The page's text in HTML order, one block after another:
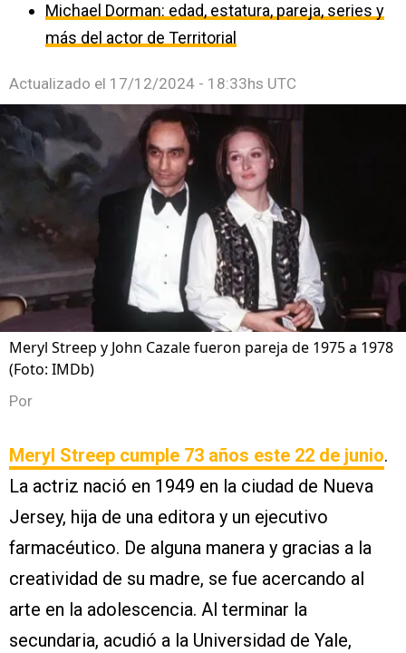
Michael Dorman: edad, estatura, pareja, series y
más del actor de Territorial
Actualizado el 17/12/2024 - 18:33hs UTC
Meryl Streep y John Cazale fueron pareja de 1975 a 1978
(Foto: IMDb)
Por
Meryl Streep cumple 73 años este 22 de junio.
La actriz nació en 1949 en la ciudad de Nueva
Jersey, hija de una editora y un ejecutivo
farmacéutico. De alguna manera y gracias a la
creatividad de su madre, se fue acercando al
arte en la adolescencia. Al terminar la
secundaria, acudió a la Universidad de Yale,